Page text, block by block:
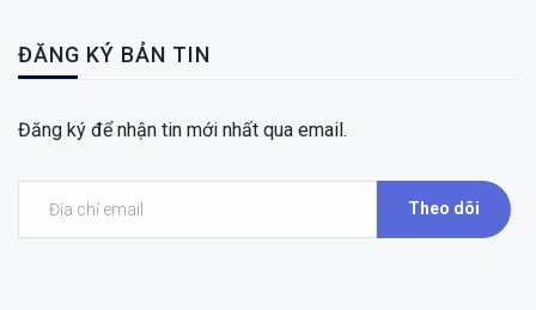
ĐĂNG KÝ BẢN TIN
Đăng ký để nhận tin mới nhất qua email.
Theo dõi